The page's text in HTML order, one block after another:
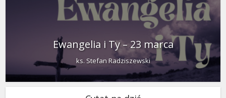
Ewangelia i Ty – 23 marca
ks. Stefan Radziszewski